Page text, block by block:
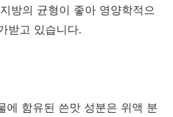
방의 균형이 좋아 영양학적으
받고 있습니다.
에 함유된 쓴맛 성분은 위액 분